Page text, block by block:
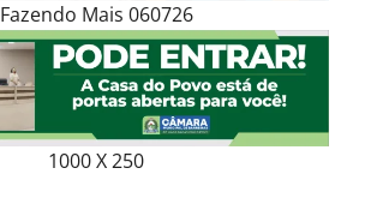
Fazendo Mais 060726
1000 X 250